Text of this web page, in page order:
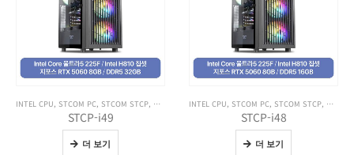
INTEL CPU, STCOM PC, STCOM STCP, 전체 제품보기
STCP-i49
더 보기
INTEL CPU, STCOM PC, STCOM STCP, 전체 제
STCP-i48
더 보기